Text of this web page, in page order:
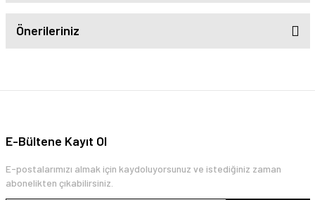
Önerileriniz
E-Bültene Kayıt Ol
E-postalarımızı almak için kaydoluyorsunuz ve istediğiniz zaman
abonelikten çıkabilirsiniz.